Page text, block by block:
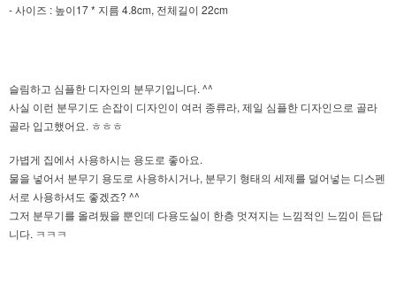
- 사이즈 : 높이17 * 지름 4.8cm, 전체길이 22cm
슬림하고 심플한 디자인의 분무기입니다. ^^
사실 이런 분무기도 손잡이 디자인이 여러 종류라, 제일 심플한 디자인으로 골라
골라 입고했어요. ㅎㅎㅎ
가볍게 집에서 사용하시는 용도로 좋아요.
물을 넣어서 분무기 용도로 사용하시거나, 분무기 형태의 세제를 덜어넣는 디스펜
서로 사용하셔도 좋겠죠? ^^
그저 분무기를 올려뒀을 뿐인데 다용도실이 한층 멋져지는 느낌적인 느낌이 든답
니다. ㅋㅋㅋ